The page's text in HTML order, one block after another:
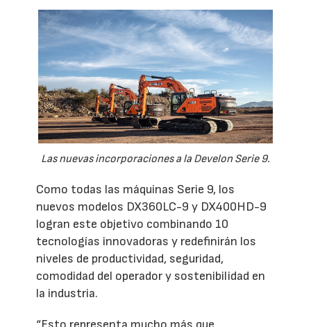
Las nuevas incorporaciones a la Develon Serie 9.
Como todas las máquinas Serie 9, los
nuevos modelos DX360LC-9 y DX400HD-9
logran este objetivo combinando 10
tecnologías innovadoras y redefinirán los
niveles de productividad, seguridad,
comodidad del operador y sostenibilidad en
la industria.